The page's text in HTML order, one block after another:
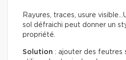
Rayures, traces, usure
sol défraichi peut donner un
propriété.
Solution : ajouter des feutres